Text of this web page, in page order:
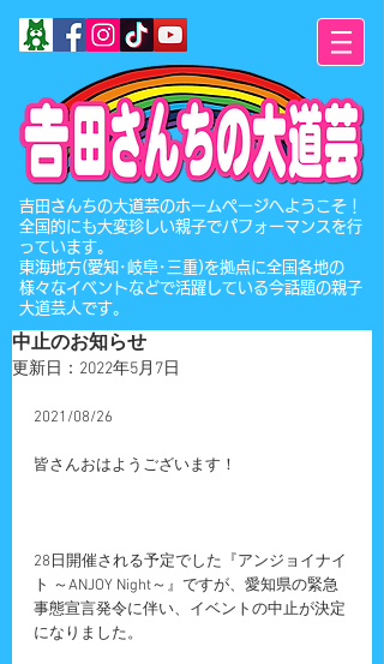
​吉田さんちの大道芸のホームページへようこそ！
全国的にも大変珍しい親子でパフォーマンスを行
っています。
東海地方(愛知･岐阜･三重)を拠点に全国各地の
様々なイベントなどで活躍している今話題の親子
大道芸人です。
中止のお知らせ
更新日： 2022年5月7日
2021/08/26
皆さんおはようございます！
28日開催される予定でした『アンジョイナイ
ト ～ANJOY Night～』ですが、愛知県の緊急
事態宣言発令に伴い、イベントの中止が決定
になりました。